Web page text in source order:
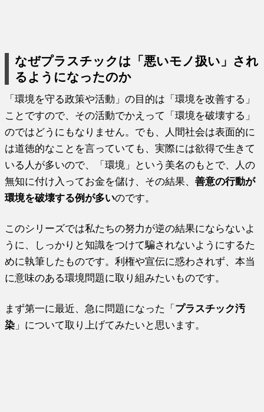
なぜプラスチックは「悪いモノ扱い」され
るようになったのか
「環境を守る政策や活動」の目的は「環境を改善する」
ことですので、その活動でかえって「環境を破壊する」
のではどうにもなりません。でも、人間社会は表面的に
は道徳的なことを言っていても、実際には欲得で生きて
いる人が多いので、「環境」という美名のもとで、人の
無知に付け入ってお金を儲け、その結果、善意の行動が
環境を破壊する例が多いのです。
このシリーズでは私たちの努力が逆の結果にならないよ
うに、しっかりと知識をつけて騙されないようにするた
めに執筆したものです。利権や宣伝に惑わされず、本当
に意味のある環境問題に取り組みたいものです。
まず第一に最近、急に問題になった「 プラスチック汚
染 」について取り上げてみたいと思います。